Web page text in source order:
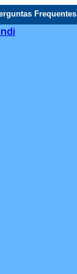
Frequentes